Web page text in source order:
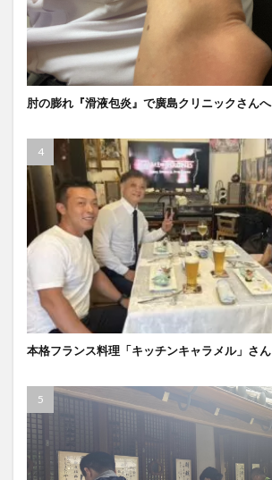
肘の膨れ『滑液包炎』で廣島クリニックさんへ
本格フランス料理「キッチンキャラメル」さん